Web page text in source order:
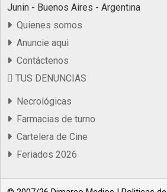
Junin - Buenos Aires - Argentina
Quienes somos
Anuncie aqui
Contáctenos
TUS DENUNCIAS
Necrológicas
Farmacias de turno
Cartelera de Cine
Feriados 2026